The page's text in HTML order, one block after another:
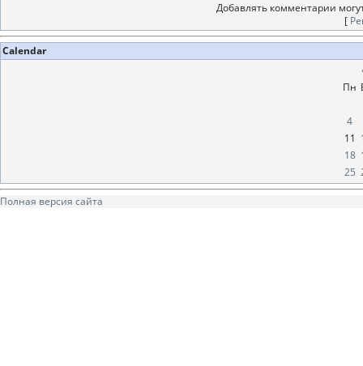
Добавлять комментарии
[
Calendar
Пн
4
11
18
25
Полная версия сайта